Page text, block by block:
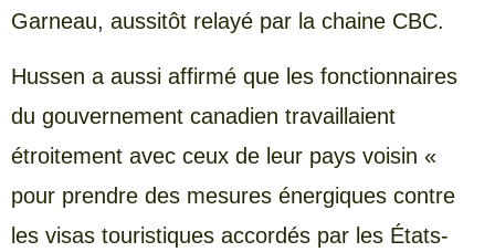
Garneau, aussitôt relayé par la chaine CBC.
Hussen a aussi affirmé que les fonctionnaires
du gouvernement canadien travaillaient
étroitement avec ceux de leur pays voisin «
pour prendre des mesures énergiques contre
les visas touristiques accordés par les États-